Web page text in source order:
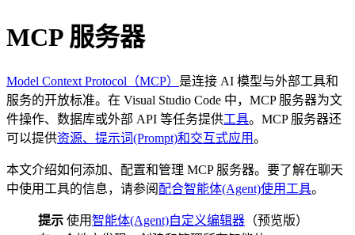
MCP 服务器
Model Context Protocol（MCP） 是连接 AI 模型与外部工具和
服务的开放标准。在 Visual Studio Code 中，MCP 服务器为文
件操作、数据库或外部 API 等任务提供工具。MCP 服务器还
可以提供资源、提示词(Prompt)和交互式应用。
本文介绍如何添加、配置和管理 MCP 服务器。要了解在聊天
中使用工具的信息，请参阅 配合智能体(Agent)使用工具。
提示 使用智能体(Agent)自定义编辑器 （预览版）